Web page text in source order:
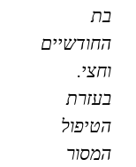
בת
החודשיים
וחצי.
בעזרת
הטיפול
המסור